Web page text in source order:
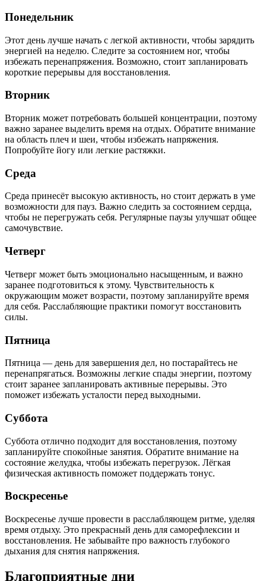
Понедельник
Этот день лучше начать с легкой активности, чтобы зарядить
энергией на неделю. Следите за состоянием ног, чтобы
избежать перенапряжения. Возможно, стоит запланировать
короткие перерывы для восстановления.
Вторник
Вторник может потребовать большей концентрации, поэтому
важно заранее выделить время на отдых. Обратите внимание
на область плеч и шеи, чтобы избежать напряжения.
Попробуйте йогу или легкие растяжки.
Среда
Среда принесёт высокую активность, но стоит держать в уме
возможности для пауз. Важно следить за состоянием сердца,
чтобы не перегружать себя. Регулярные паузы улучшат общее
самочувствие.
Четверг
Четверг может быть эмоционально насыщенным, и важно
заранее подготовиться к этому. Чувствительность к
окружающим может возрасти, поэтому запланируйте время
для себя. Расслабляющие практики помогут восстановить
силы.
Пятница
Пятница — день для завершения дел, но постарайтесь не
перенапрягаться. Возможны легкие спады энергии, поэтому
стоит заранее запланировать активные перерывы. Это
поможет избежать усталости перед выходными.
Суббота
Суббота отлично подходит для восстановления, поэтому
запланируйте спокойные занятия. Обратите внимание на
состояние желудка, чтобы избежать перегрузок. Лёгкая
физическая активность поможет поддержать тонус.
Воскресенье
Воскресенье лучше провести в расслабляющем ритме, уделяя
время отдыху. Это прекрасный день для саморефлексии и
восстановления. Не забывайте про важность глубокого
дыхания для снятия напряжения.
Благоприятные дни